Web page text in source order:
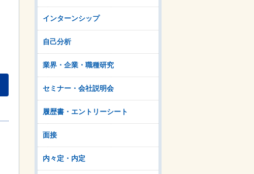
インターンシップ
自己分析
業界・企業・職種研究
セミナー・会社説明会
履歴書・エントリーシート
面接
内々定・内定